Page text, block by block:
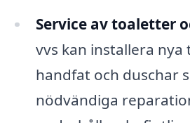
Service av toaletter
vvs kan installera nya
handfat och duschar
nödvändiga